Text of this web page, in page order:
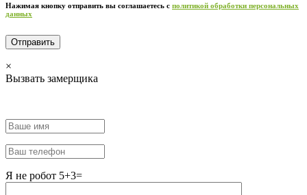
Нажимая кнопку отправить вы соглашаетесь с политикой обработки персональных
данных
×
Вызвать замерщика
Я не робот 5+3=